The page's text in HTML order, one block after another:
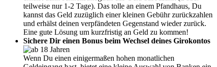
teilweise nur 1-2 Tage). Das tolle an einem Pfandhaus, Du
kannst das Geld zuzüglich einer kleinen Gebühr zurückzahlen
und erhälst deinen verpfändeten Gegenstand wieder zurück.
Eine gute Lösung um kurzfristig an Geld zu kommen!
Sichere Dir einen Bonus beim Wechsel deines Girokontos
Wenn Du einen einigermaßen hohen monatlichen